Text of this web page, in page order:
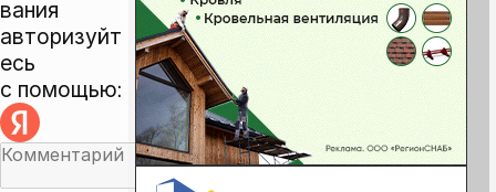
вания
авторизуйт
есь
с помощью: